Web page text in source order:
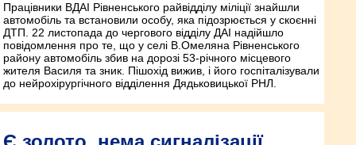
Працівники ВДАІ Рівненського райвідділу міліції знайшли
автомобіль та встановили особу, яка підозрюється у скоєнні
ДТП. 22 листопада до чергового відділу ДАІ надійшло
повідомлення про те, що у селі В.Омеляна Рівненського
району автомобіль збив на дорозі 53-річного місцевого
жителя Василя та зник. Пішохід вижив, і його госпіталізували
до нейрохірургічного відділення Дядьковицької РНЛ.